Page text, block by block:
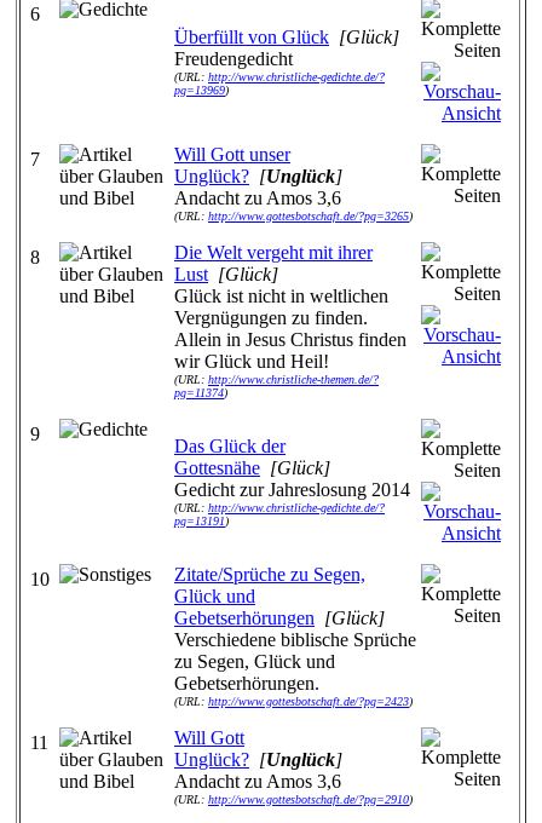
6
Überfüllt von Glück [Glück]
Freudengedicht
(URL: http://www.christliche-gedichte.de/?
pg=13969)
7
Will Gott unser
Unglück? [Unglück]
Andacht zu Amos 3,6
(URL: http://www.gottesbotschaft.de/?pg=3265)
8
Die Welt vergeht mit ihrer
Lust [Glück]
Glück ist nicht in weltlichen
Vergnügungen zu finden.
Allein in Jesus Christus finden
wir Glück und Heil!
(URL: http://www.christliche-themen.de/?
pg=11374)
9
Das Glück der
Gottesnähe [Glück]
Gedicht zur Jahreslosung 2014
(URL: http://www.christliche-gedichte.de/?
pg=13191)
10
Zitate/Sprüche zu Segen,
Glück und
Gebetserhörungen [Glück]
Verschiedene biblische Sprüche
zu Segen, Glück und
Gebetserhörungen.
(URL: http://www.gottesbotschaft.de/?pg=2423)
11
Will Gott
Unglück? [Unglück]
Andacht zu Amos 3,6
(URL: http://www.gottesbotschaft.de/?pg=2910)